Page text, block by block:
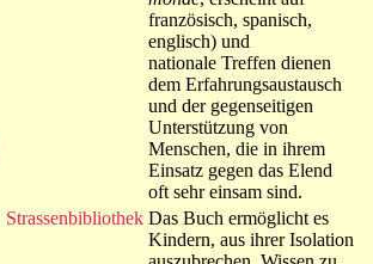
französisch, spanisch,
englisch) und
nationale Treffen dienen
dem Erfahrungsaustausch
und der gegenseitigen
Unterstützung von
Menschen, die in ihrem
Einsatz gegen das Elend
oft sehr einsam sind.
Strassenbibliothek Das Buch ermöglicht es
Kindern, aus ihrer Isolation